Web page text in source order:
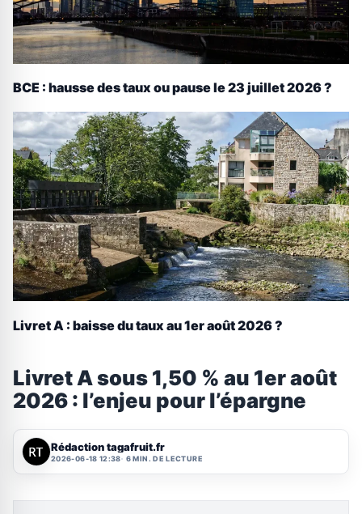
BCE : hausse des taux ou pause le 23 juillet 2026 ?
Livret A : baisse du taux au 1er août 2026 ?
Livret A sous 1,50 % au 1er août
2026 : l’enjeu pour l’épargne
Rédaction tagafruit.fr
2026-06-18 12:38 6 MIN. DE LECTURE